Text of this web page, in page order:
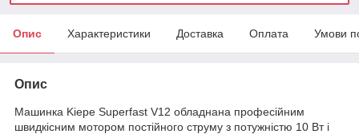
Опис Характеристики Доставка Оплата Умови
Опис
Машинка Kiepe Superfast V12 обладнана професійним
швидкісним мотором постійного струму з потужністю 10 Вт і